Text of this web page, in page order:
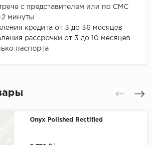
с представителем или по СМС
2 минуты
кредита от 3 до 36 месяцев
рассрочки от 3 до 10 месяцев
паспорта
Onyx Polished Rectified